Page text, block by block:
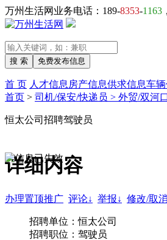
万州生活网业务电话：189-8353-1163
首 页 人才信息 房产信息供求信息车
首页 > 司机/保安/快递员 > 外贸/双河
恒太公司招聘驾驶员
详细内容
办理置顶推广 评论↓ 举报↓ 修改/取
招聘单位：恒太公司
招聘职位：驾驶员